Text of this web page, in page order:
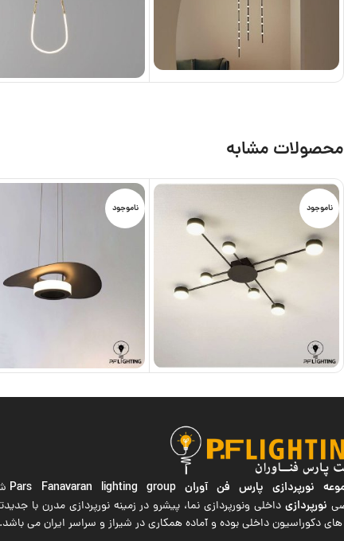
محصولات مشابه
ناموجود ناموجود
نورپردازی پارس فن آوران Pars Fanavaran lighting group
نورپردازیداخلی ونورپردازی نما، پیشرو در زمینه نورپردازی مدرن با
های دکوراسیون داخلی بوده و آماده همکاری در شیراز و سراسر ایران می باشد.